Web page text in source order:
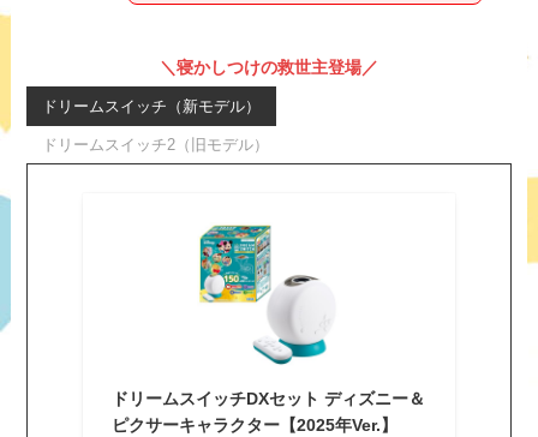
＼寝かしつけの救世主登場／
ドリームスイッチ（新モデル）
ドリームスイッチ2（旧モデル）
ドリームスイッチDXセット ディズニー＆
ピクサーキャラクター【2025年Ver.】